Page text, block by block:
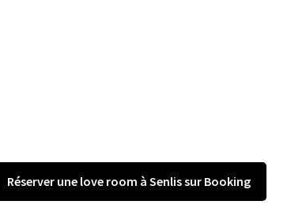
Réserver une love room à Senlis sur Booking